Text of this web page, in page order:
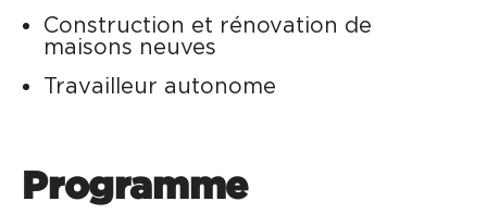
Construction et rénovation de
maisons neuves
Travailleur autonome
Programme